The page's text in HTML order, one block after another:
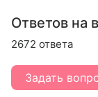
Ответов на
2672 ответа
Задать